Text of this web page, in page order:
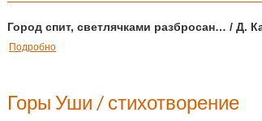
Город спит, светлячками разбросан… / Д.
Подробно
Горы Уши / стихотворение